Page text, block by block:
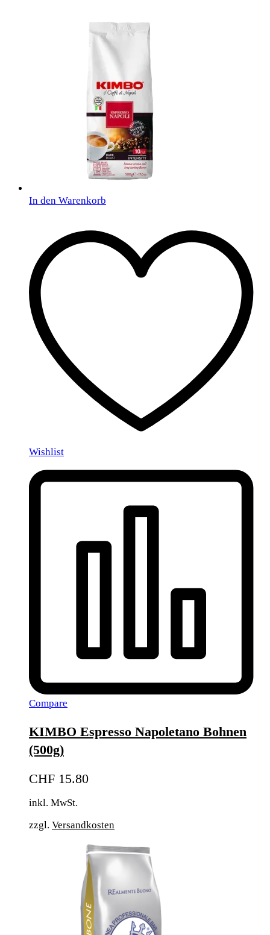
In den Warenkorb
Wishlist
Compare
KIMBO Espresso Napoletano Bohnen
(500g)
CHF 15.80
inkl. MwSt.
zzgl. Versandkosten